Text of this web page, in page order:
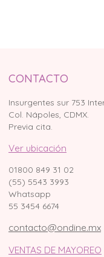
CONTACTO
Insurgentes sur 753
Col. Nápoles, CDMX.
Previa cita.
Ver ubicación
01800 849 31 02
(55) 5543 3993
Whatsapp
55 3454 6674
contacto@ondine.mx
VENTAS DE MAYOREO